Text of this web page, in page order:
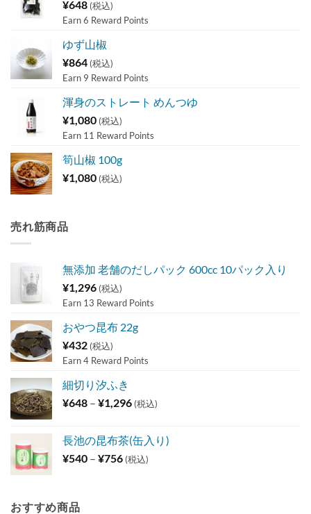
¥648 (税込)
Earn 6 Reward Points
ゆず山椒
¥864 (税込)
Earn 9 Reward Points
渾身のストレート めんつゆ
¥1,080 (税込)
Earn 11 Reward Points
筍山椒 100g
¥1,080 (税込)
売れ筋商品
無添加 老舗のだしパック 600cc 10パック入り
¥1,296 (税込)
Earn 13 Reward Points
おやつ昆布 22g
¥432 (税込)
Earn 4 Reward Points
細切り汐ふき
¥648 – ¥1,296価
¥648
–
(税込)
長池の昆布茶(缶入り)
¥540 – ¥756価
(税込)
おすすめ商品